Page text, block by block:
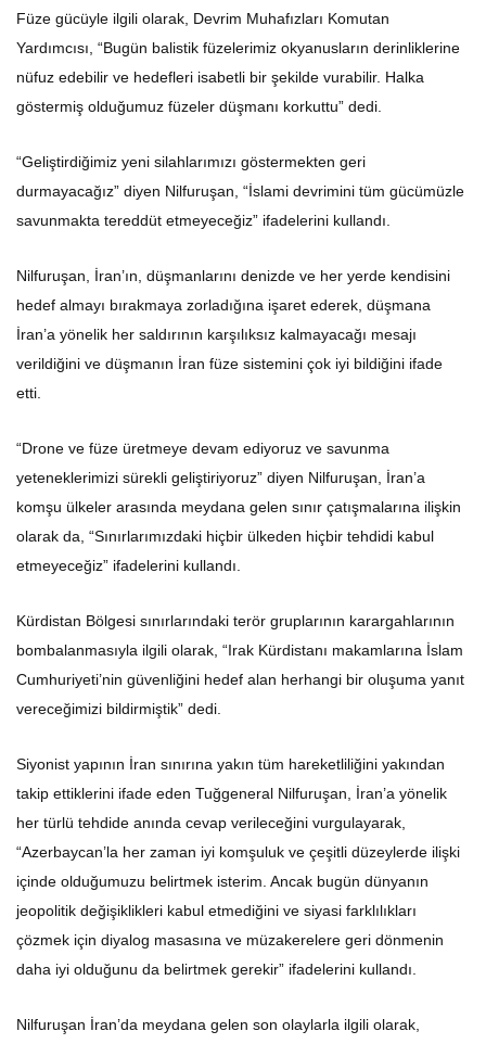
Füze gücüyle ilgili olarak, Devrim Muhafızları Komutan
Yardımcısı, “Bugün balistik füzelerimiz okyanusların derinliklerine
nüfuz edebilir ve hedefleri isabetli bir şekilde vurabilir. Halka
göstermiş olduğumuz füzeler düşmanı korkuttu” dedi.
“Geliştirdiğimiz yeni silahlarımızı göstermekten geri
durmayacağız” diyen Nilfuruşan, “İslami devrimini tüm gücümüzle
savunmakta tereddüt etmeyeceğiz” ifadelerini kullandı.
Nilfuruşan, İran’ın, düşmanlarını denizde ve her yerde kendisini
hedef almayı bırakmaya zorladığına işaret ederek, düşmana
İran’a yönelik her saldırının karşılıksız kalmayacağı mesajı
verildiğini ve düşmanın İran füze sistemini çok iyi bildiğini ifade
etti.
“Drone ve füze üretmeye devam ediyoruz ve savunma
yeteneklerimizi sürekli geliştiriyoruz” diyen Nilfuruşan, İran’a
komşu ülkeler arasında meydana gelen sınır çatışmalarına ilişkin
olarak da, “Sınırlarımızdaki hiçbir ülkeden hiçbir tehdidi kabul
etmeyeceğiz” ifadelerini kullandı.
Kürdistan Bölgesi sınırlarındaki terör gruplarının karargahlarının
bombalanmasıyla ilgili olarak, “Irak Kürdistanı makamlarına İslam
Cumhuriyeti’nin güvenliğini hedef alan herhangi bir oluşuma yanıt
vereceğimizi bildirmiştik” dedi.
Siyonist yapının İran sınırına yakın tüm hareketliliğini yakından
takip ettiklerini ifade eden Tuğgeneral Nilfuruşan, İran’a yönelik
her türlü tehdide anında cevap verileceğini vurgulayarak,
“Azerbaycan’la her zaman iyi komşuluk ve çeşitli düzeylerde ilişki
içinde olduğumuzu belirtmek isterim. Ancak bugün dünyanın
jeopolitik değişiklikleri kabul etmediğini ve siyasi farklılıkları
çözmek için diyalog masasına ve müzakerelere geri dönmenin
daha iyi olduğunu da belirtmek gerekir” ifadelerini kullandı.
Nilfuruşan İran’da meydana gelen son olaylarla ilgili olarak,